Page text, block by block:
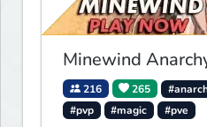
Minewind
216 265
#pvp
#magic #pve